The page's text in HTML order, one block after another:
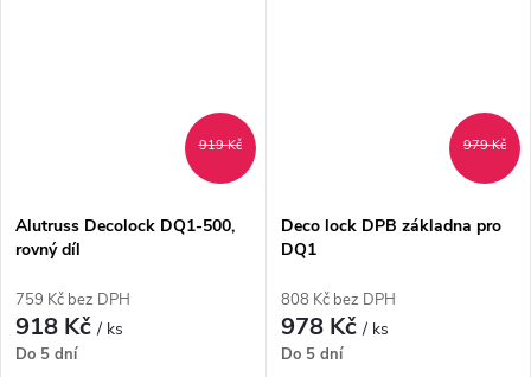
919 Kč
Alutruss Decolock DQ1-500,
rovný díl
759 Kč bez DPH
918 Kč/ ks
Do 5 dní
979 Kč
Deco lock DPB základna pro
DQ1
808 Kč bez DPH
978 Kč/ ks
Do 5 dní